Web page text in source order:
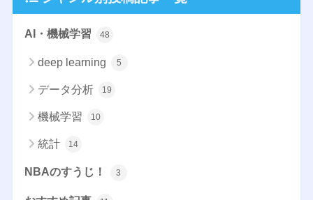
AI・機械学習 48
deep learning 5
データ分析 19
機械学習 10
統計 14
NBAのすうじ！ 3